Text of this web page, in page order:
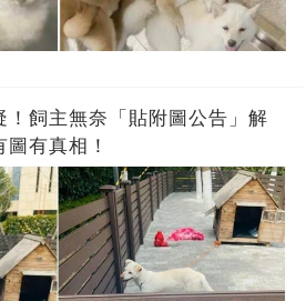
！飼主無奈「貼附圖公告」解
有真相！